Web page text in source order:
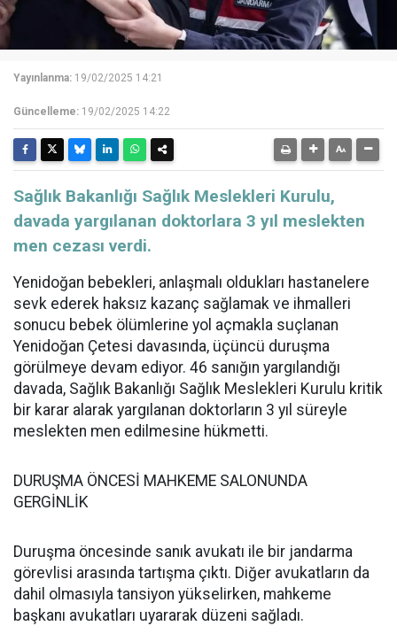
Yayınlanma: 19/02/2025 14:21
Güncelleme: 19/02/2025 14:22
Sağlık Bakanlığı Sağlık Meslekleri Kurulu,
davada yargılanan doktorlara 3 yıl meslekten
men cezası verdi.
Yenidoğan bebekleri, anlaşmalı oldukları hastanelere
sevk ederek haksız kazanç sağlamak ve ihmalleri
sonucu bebek ölümlerine yol açmakla suçlanan
Yenidoğan Çetesi davasında, üçüncü duruşma
görülmeye devam ediyor. 46 sanığın yargılandığı
davada, Sağlık Bakanlığı Sağlık Meslekleri Kurulu kritik
bir karar alarak yargılanan doktorların 3 yıl süreyle
meslekten men edilmesine hükmetti.
DURUŞMA ÖNCESİ MAHKEME SALONUNDA
GERGİNLİK
Duruşma öncesinde sanık avukatı ile bir jandarma
görevlisi arasında tartışma çıktı. Diğer avukatların da
dahil olmasıyla tansiyon yükselirken, mahkeme
başkanı avukatları uyararak düzeni sağladı.